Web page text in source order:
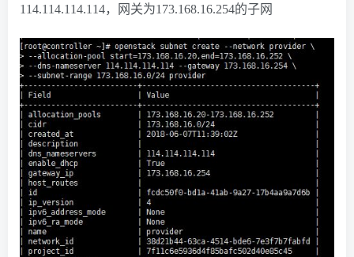
114.114.114.114，网关为173.168.16.254的子网